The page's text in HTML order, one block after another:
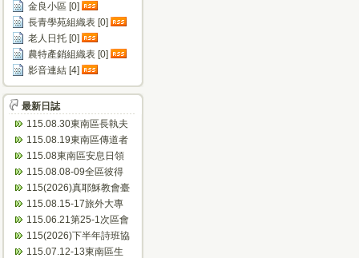
金良小區 [0]
長青學苑組織表 [0]
老人日托 [0]
農特產銷組織表 [0]
影音連結 [4]
最新日誌
115.08.30東南區長執夫
婦進修會(忠孝)
115.08.19東南區傳道者
靈修會(瑞源)
115.08東南區安息日領
會表
115.08.08-09全區彼得
團契聯誼會(南寮)...
115(2026)真耶穌教會臺
灣傳教100周年~東...
115.08.15-17旅外大專
成長營(芝田)
115.06.21第25-1次區會
議(會議紀錄)
115(2026)下半年詩班協
助佈道會公文
115.07.12-13東南區生